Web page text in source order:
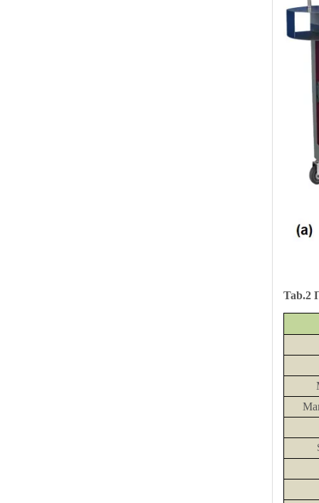
Tab.2